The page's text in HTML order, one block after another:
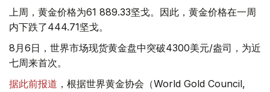
上周，黄金价格为61 889.33坚戈。因此，黄金价格在一周
内下跌了444.71坚戈。
8月6日，世界市场现货黄金盘中突破4300美元/盎司，为近
七周来首次。
据此前报道 ，根据世界黄金协会（World Gold Council,